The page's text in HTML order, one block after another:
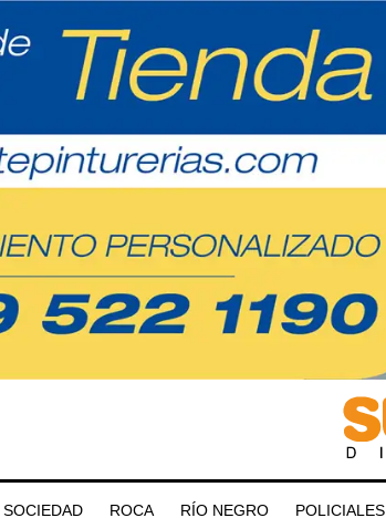
SOCIEDAD ROCA RÍO NEGRO POLICIALES